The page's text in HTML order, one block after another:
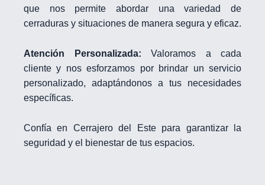
que nos permite abordar una variedad de
cerraduras y situaciones de manera segura y eficaz.
Atención Personalizada: Valoramos a cada
cliente y nos esforzamos por brindar un servicio
personalizado, adaptándonos a tus necesidades
específicas.
Confía en Cerrajero del Este para garantizar la
seguridad y el bienestar de tus espacios.